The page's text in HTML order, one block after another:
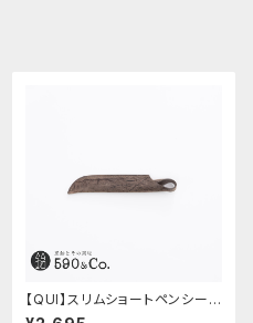
【QUI】スリムショートペンシー
ス・クードゥー (ストーン)